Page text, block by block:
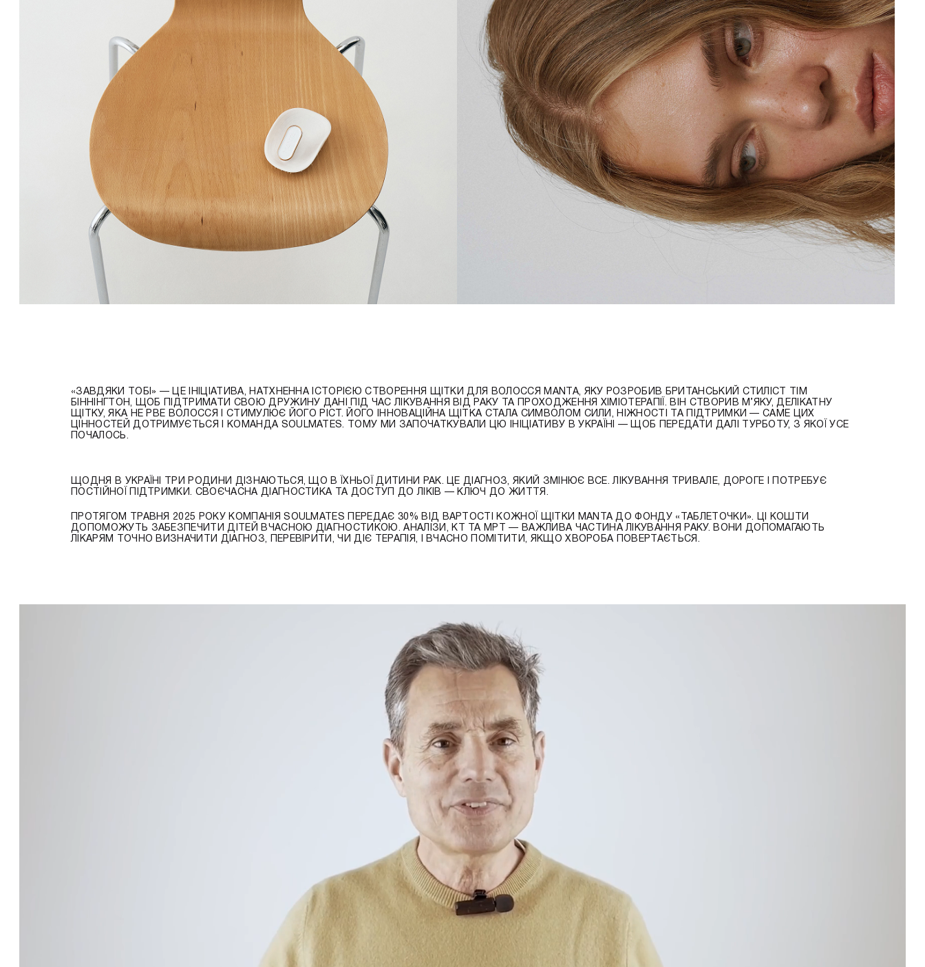
«ЗАВДЯКИ ТОБІ» — ЦЕ ІНІЦІАТИВА, НАТХНЕННА ІСТОРІЄЮ СТВОРЕННЯ ЩІТКИ ДЛЯ ВОЛОССЯ MANTA, ЯКУ РОЗРОБИВ БРИТАНСЬКИЙ СТИЛІСТ ТІМ
БІННІНГТОН, ЩОБ ПІДТРИМАТИ СВОЮ ДРУЖИНУ ДАНІ ПІД ЧАС ЛІКУВАННЯ ВІД РАКУ ТА ПРОХОДЖЕННЯ ХІМІОТЕРАПІЇ. ВІН СТВОРИВ М’ЯКУ, ДЕЛІКАТНУ
ЩІТКУ, ЯКА НЕ РВЕ ВОЛОССЯ І СТИМУЛЮЄ ЙОГО РІСТ. ЙОГО ІННОВАЦІЙНА ЩІТКА СТАЛА СИМВОЛОМ СИЛИ, НІЖНОСТІ ТА ПІДТРИМКИ — САМЕ ЦИХ
ЦІННОСТЕЙ ДОТРИМУЄТЬСЯ І КОМАНДА SOULMATES. ТОМУ МИ ЗАПОЧАТКУВАЛИ ЦЮ ІНІЦІАТИВУ В УКРАЇНІ — ЩОБ ПЕРЕДАТИ ДАЛІ ТУРБОТУ, З ЯКОЇ УСЕ
ПОЧАЛОСЬ.
ЩОДНЯ В УКРАЇНІ ТРИ РОДИНИ ДІЗНАЮТЬСЯ, ЩО В ЇХНЬОЇ ДИТИНИ РАК. ЦЕ ДІАГНОЗ, ЯКИЙ ЗМІНЮЄ ВСЕ. ЛІКУВАННЯ ТРИВАЛЕ, ДОРОГЕ І ПОТРЕБУЄ
ПОСТІЙНОЇ ПІДТРИМКИ. СВОЄЧАСНА ДІАГНОСТИКА ТА ДОСТУП ДО ЛІКІВ — КЛЮЧ ДО ЖИТТЯ.
ПРОТЯГОМ ТРАВНЯ 2025 РОКУ КОМПАНІЯ SOULMATES ПЕРЕДАЄ 30% ВІД ВАРТОСТІ КОЖНОЇ ЩІТКИ MANTA ДО ФОНДУ «ТАБЛЕТОЧКИ». ЦІ КОШТИ
ДОПОМОЖУТЬ ЗАБЕЗПЕЧИТИ ДІТЕЙ ВЧАСНОЮ ДІАГНОСТИКОЮ. АНАЛІЗИ, КТ ТА МРТ — ВАЖЛИВА ЧАСТИНА ЛІКУВАННЯ РАКУ. ВОНИ ДОПОМАГАЮТЬ
ЛІКАРЯМ ТОЧНО ВИЗНАЧИТИ ДІАГНОЗ, ПЕРЕВІРИТИ, ЧИ ДІЄ ТЕРАПІЯ, І ВЧАСНО ПОМІТИТИ, ЯКЩО ХВОРОБА ПОВЕРТАЄТЬСЯ.